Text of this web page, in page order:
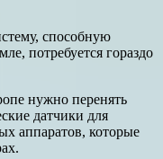
способную
потребуется гораздо
нужно перенять
датчики для
аппаратов, которые